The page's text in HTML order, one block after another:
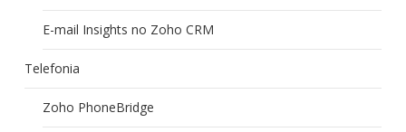
E-mail Insights no Zoho CRM
Telefonia
Zoho PhoneBridge